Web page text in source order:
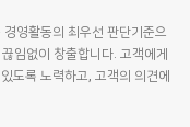
영활동의 최우선 판단기준으
임없이 창출합니다. 고객에게
도록 노력하고, 고객의 의견에